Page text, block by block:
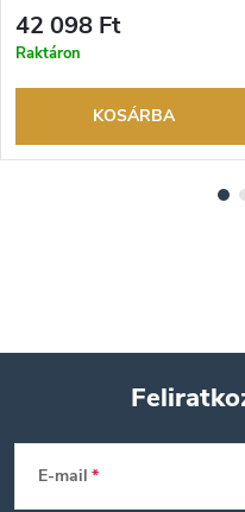
visszaküldési lehetőség. Hivatalos
márkakereskedő.
42 098 Ft
Raktáron
KOSÁRBA
L
E-mail